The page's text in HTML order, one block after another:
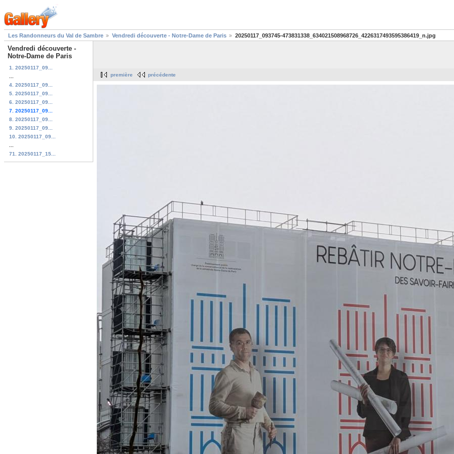
Les Randonneurs du Val de Sambre Vendredi découverte - Notre-Dame de Paris 20250117_093745-473831338_634021508968726_4226317493595386419_n.jpg
Vendredi découverte -
Notre-Dame de Paris
1. 20250117_09...
4. 20250117_09...
5. 20250117_09...
6. 20250117_09...
7. 20250117_09...
8. 20250117_09...
9. 20250117_09...
10. 20250117_09...
71. 20250117_15...
première précédente